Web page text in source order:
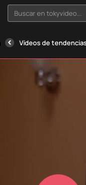
Buscar en tokyvideo...
Vídeos de